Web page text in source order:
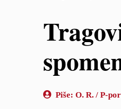
Piše: O. R. / P-